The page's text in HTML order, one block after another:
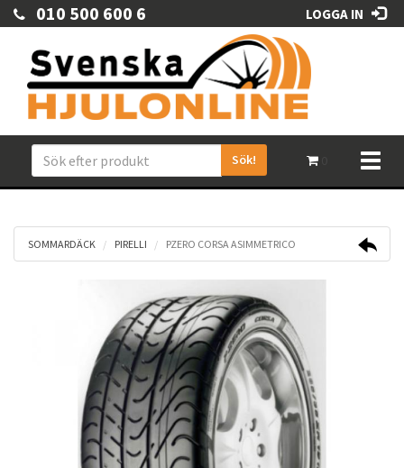
010 500 600 6 LOGGA IN
Sök!
SOMMARDÄCK PIRELLI PZERO CORSA ASIMMETRICO